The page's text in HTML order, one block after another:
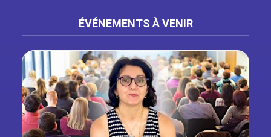
ÉVÉNEMENTS À VENIR